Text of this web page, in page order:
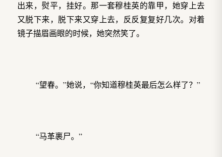
出来，熨平，挂好。那一套穆桂英的靠甲，她穿上去
又脱下来，脱下来又穿上去，反反复复好几次。对着
镜子描眉画眼的时候，她突然笑了。
“望春。”她说，“你知道穆桂英最后怎么样了？”
“马革裹尸。”